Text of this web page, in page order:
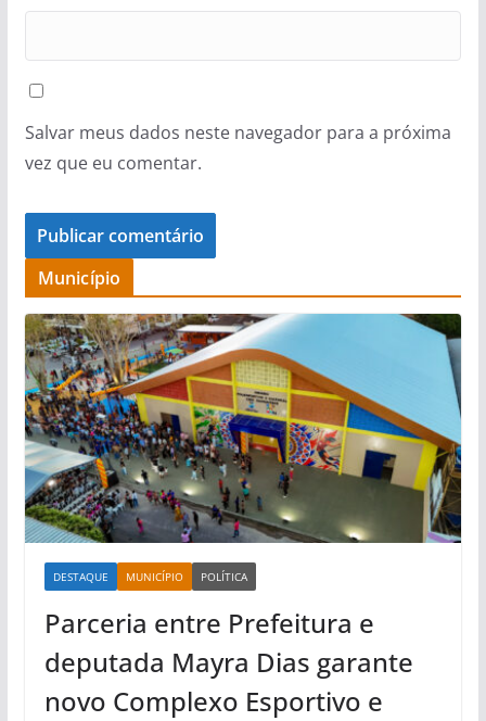
Salvar meus dados neste navegador para a próxima
vez que eu comentar.
Município
DESTAQUE MUNICÍPIO POLÍTICA
Parceria entre Prefeitura e
deputada Mayra Dias garante
novo Complexo Esportivo e